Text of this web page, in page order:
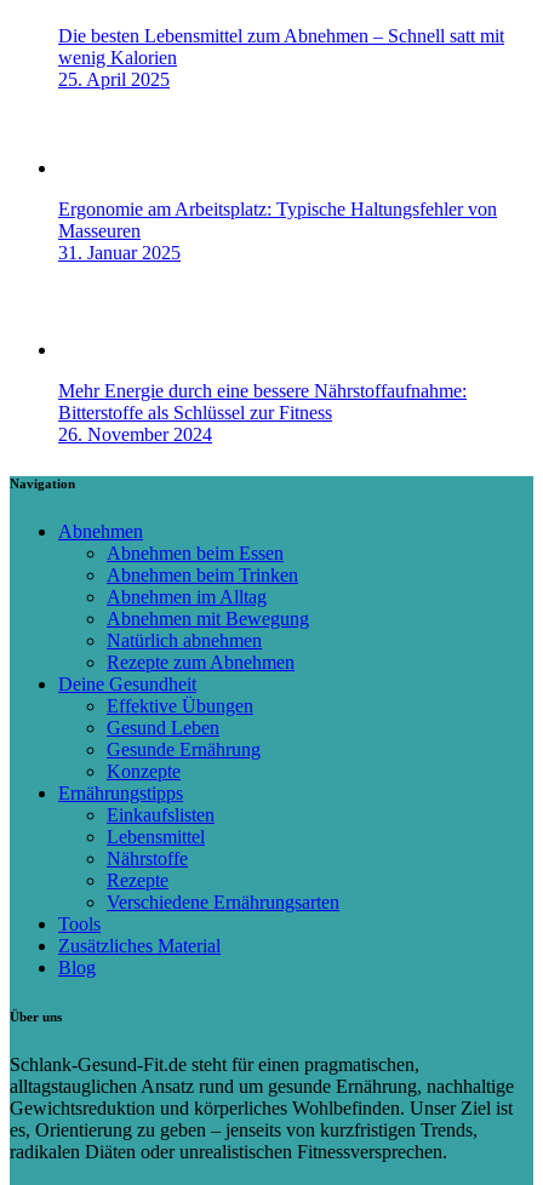
Die besten Lebensmittel zum Abnehmen – Schnell satt mit
wenig Kalorien
25. April 2025
Ergonomie am Arbeitsplatz: Typische Haltungsfehler von
Masseuren
31. Januar 2025
Mehr Energie durch eine bessere Nährstoffaufnahme:
Bitterstoffe als Schlüssel zur Fitness
26. November 2024
Navigation
Abnehmen
Abnehmen beim Essen
Abnehmen beim Trinken
Abnehmen im Alltag
Abnehmen mit Bewegung
Natürlich abnehmen
Rezepte zum Abnehmen
Deine Gesundheit
Effektive Übungen
Gesund Leben
Gesunde Ernährung
Konzepte
Ernährungstipps
Einkaufslisten
Lebensmittel
Nährstoffe
Rezepte
Verschiedene Ernährungsarten
Tools
Zusätzliches Material
Blog
Über uns
Schlank-Gesund-Fit.de steht für einen pragmatischen,
alltagstauglichen Ansatz rund um gesunde Ernährung, nachhaltige
Gewichtsreduktion und körperliches Wohlbefinden. Unser Ziel ist
es, Orientierung zu geben – jenseits von kurzfristigen Trends,
radikalen Diäten oder unrealistischen Fitnessversprechen.